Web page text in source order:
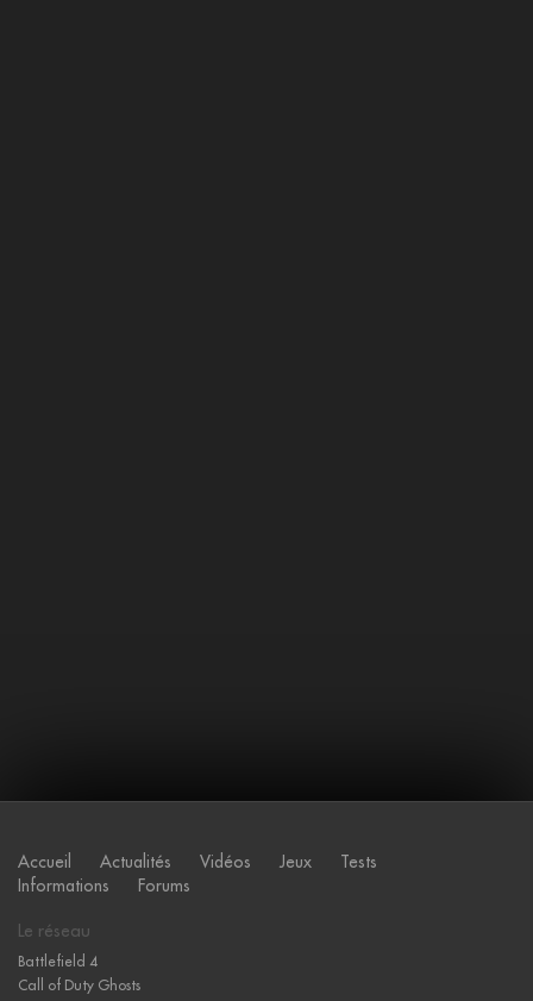
Accueil Actualités Vidéos Jeux
Tests
Informations
Forums
Le réseau
Battlefield 4
Call of Duty Ghosts